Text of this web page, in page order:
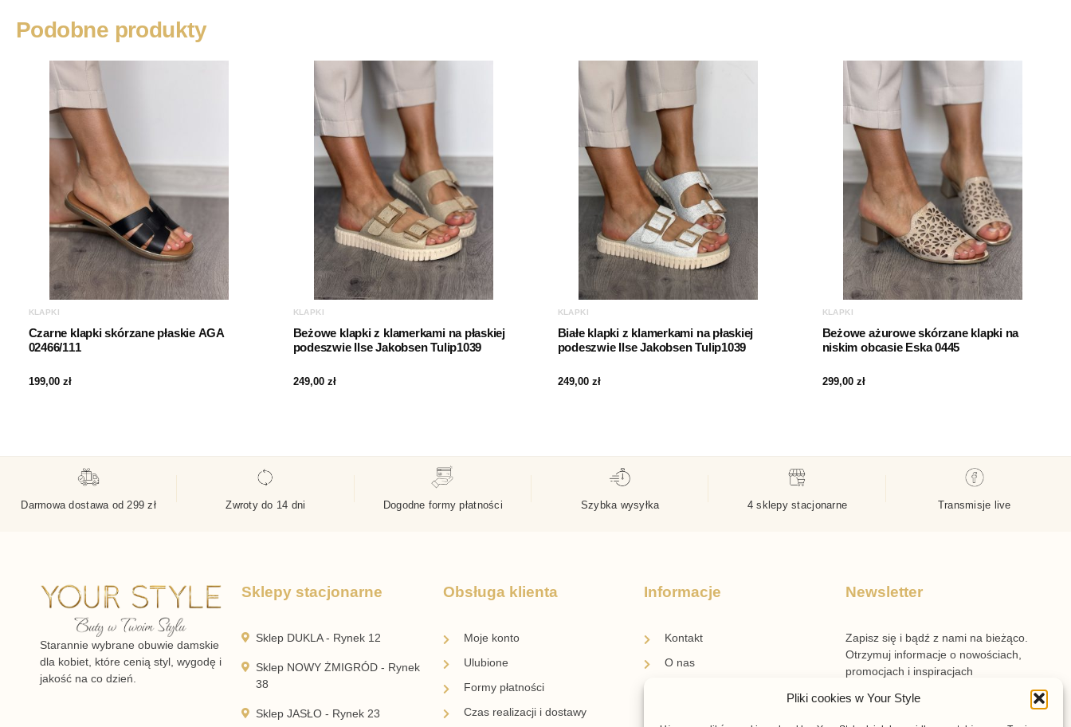
Pliki cookies w Your Style
Podobne produkty
KLAPKI
Czarne klapki skórzane płaskie AGA
02466/111
199,00 zł
KLAPKI
Beżowe klapki z klamerkami na płaskiej
podeszwie Ilse Jakobsen Tulip1039
249,00 zł
KLAPKI
Białe klapki z klamerkami na płaskiej
podeszwie Ilse Jakobsen Tulip1039
249,00 zł
KLAPKI
Beżowe ażurowe skórzane klapki na
niskim obcasie Eska 0445
299,00 zł
Darmowa dostawa od 299 zł Zwroty do 14 dni Dogodne formy płatności Szybka wysyłka 4 sklepy stacjonarne Transmisje live
Starannie wybrane obuwie damskie
dla kobiet, które cenią styl, wygodę i
jakość na co dzień.
Sklepy stacjonarne
Sklep DUKLA - Rynek 12
Sklep NOWY ŻMIGRÓD - Rynek
38
Sklep JASŁO - Rynek 23
Obsługa klienta
Moje konto
Ulubione
Formy płatności
Czas realizacji i dostawy
Informacje
Kontakt
O nas
Newsletter
Zapisz się i bądź z nami na bieżąco.
Otrzymuj informacje o nowościach,
promocjach i inspiracjach